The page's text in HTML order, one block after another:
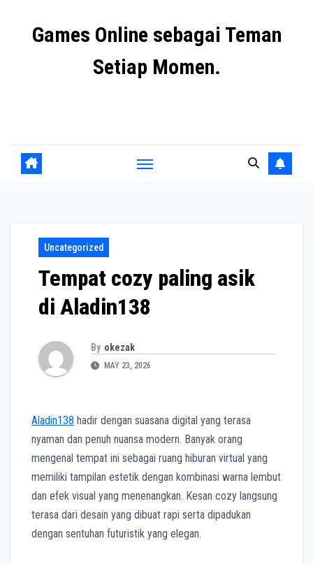
Games Online sebagai Teman
Setiap Momen.
Uncategorized
Tempat cozy paling asik
di Aladin138
By okezak
MAY 23, 2026
Aladin138 hadir dengan suasana digital yang terasa
nyaman dan penuh nuansa modern. Banyak orang
mengenal tempat ini sebagai ruang hiburan virtual yang
memiliki tampilan estetik dengan kombinasi warna lembut
dan efek visual yang menenangkan. Kesan cozy langsung
terasa dari desain yang dibuat rapi serta dipadukan
dengan sentuhan futuristik yang elegan.